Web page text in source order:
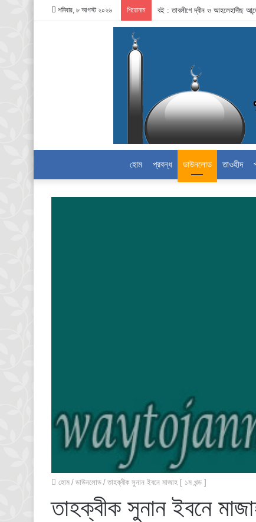
শনিবার, ৮ আগস্ট ২০২৬ শিরোনাম বই : তাবলীগে দ্বীন ও আহলেহাদীছ
হোম প্রবন্ধ ডাউনলোড তাওহীদ
হোম / ডাউনলোড / তাহক্বীক সুনান ইবনে মাজাহ [ ১ম খন্ড ]
তাহক্বীক সুনান ইবনে